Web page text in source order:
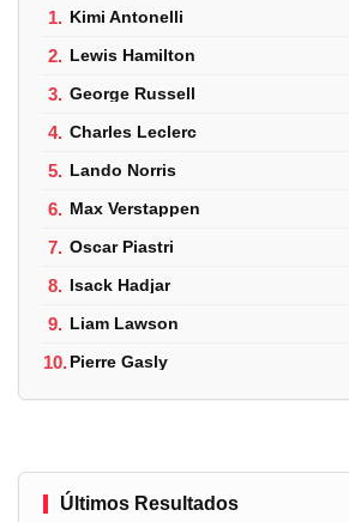
1. Kimi Antonelli
2. Lewis Hamilton
3. George Russell
4. Charles Leclerc
5. Lando Norris
6. Max Verstappen
7. Oscar Piastri
8. Isack Hadjar
9. Liam Lawson
10.Pierre Gasly
Últimos Resultados